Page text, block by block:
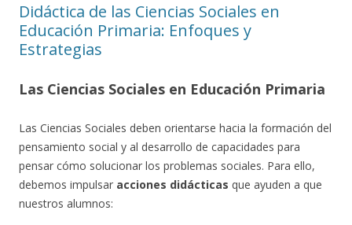
Didáctica de las Ciencias Sociales en
Educación Primaria: Enfoques y
Estrategias
Las Ciencias Sociales en Educación Primaria
Las Ciencias Sociales deben orientarse hacia la formación del
pensamiento social y al desarrollo de capacidades para
pensar cómo solucionar los problemas sociales. Para ello,
debemos impulsar acciones didácticas que ayuden a que
nuestros alumnos: